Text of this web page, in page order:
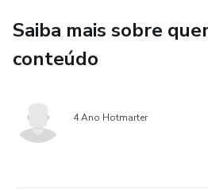
Saiba mais sobre
conteúdo
4 Ano Hotmarter